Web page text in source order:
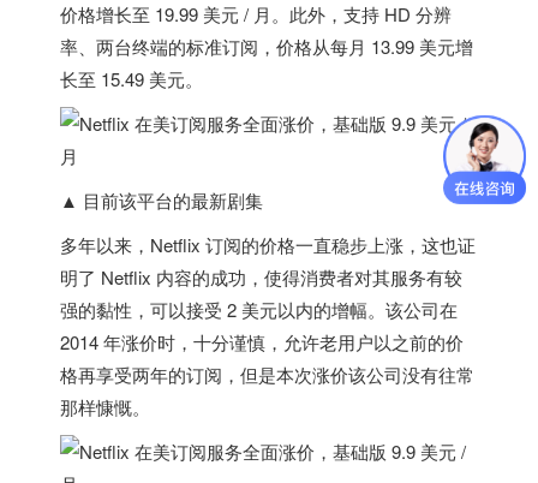
价格增长至 19.99 美元 / 月。此外，支持 HD 分辨
率、两台终端的标准订阅，价格从每月 13.99 美元增
长至 15.49 美元。
▲ 目前该平台的最新剧集
多年以来，Netflix 订阅的价格一直稳步上涨，这也证
明了 Netflix 内容的成功，使得消费者对其服务有较
强的黏性，可以接受 2 美元以内的增幅。该公司在
2014 年涨价时，十分谨慎，允许老用户以之前的价
格再享受两年的订阅，但是本次涨价该公司没有往常
那样慷慨。